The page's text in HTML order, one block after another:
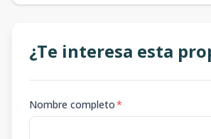
¿Te interesa esta
Nombre completo*